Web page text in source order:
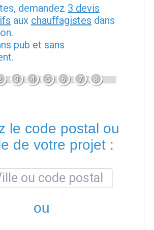
demandez 3 devis
aux chauffagistes dans
pub et sans
3 4 5 6 7 8
le code postal ou
de votre projet :
ou